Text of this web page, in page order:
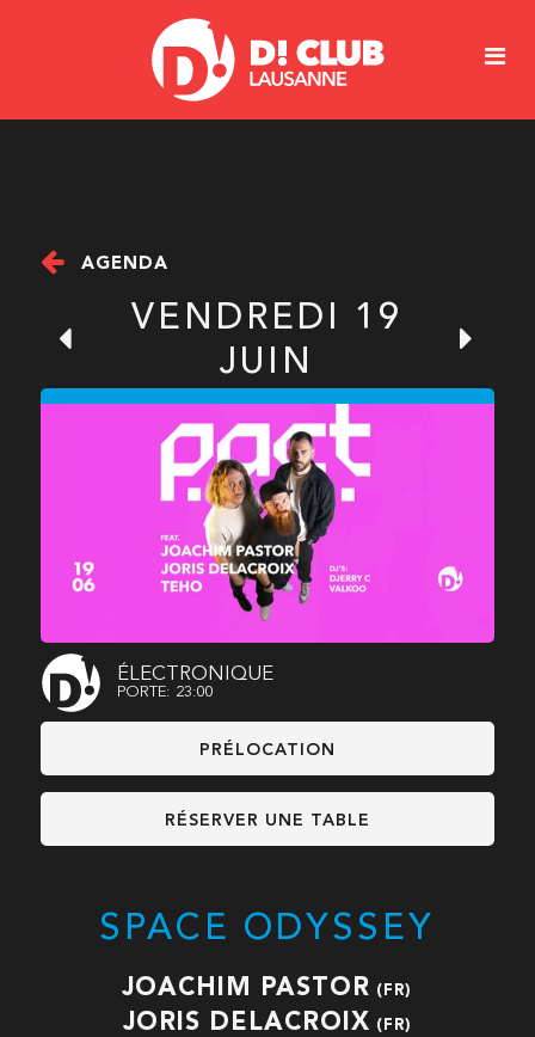
AGENDA
VENDREDI 19
JUIN
ÉLECTRONIQUE
PORTE: 23:00
PRÉLOCATION
RÉSERVER UNE TABLE
SPACE ODYSSEY
JOACHIM PASTOR (FR)
JORIS DELACROIX (FR)